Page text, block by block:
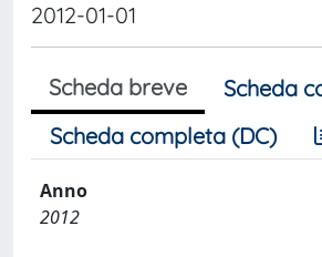
2012-01-01
Scheda breve
Scheda
Scheda completa (DC)
Anno
2012